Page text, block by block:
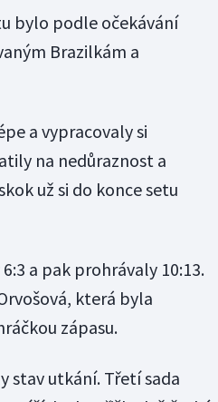
bylo podle očekávání
Brazilkám a
a vypracovaly si
na nedůraznost a
už si do konce setu
a pak prohrávaly 10:13.
která byla
zápasu.
stav utkání. Třetí sada